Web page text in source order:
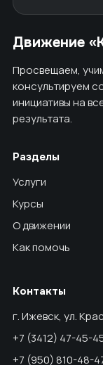
Движение
Просвещаем,
консультируем
инициативы на
результата.
Разделы
Услуги
Курсы
О движении
Как помочь
Контакты
г. Ижевск, ул.
+7 (3412) 47-45-
+7 (950) 810-48-